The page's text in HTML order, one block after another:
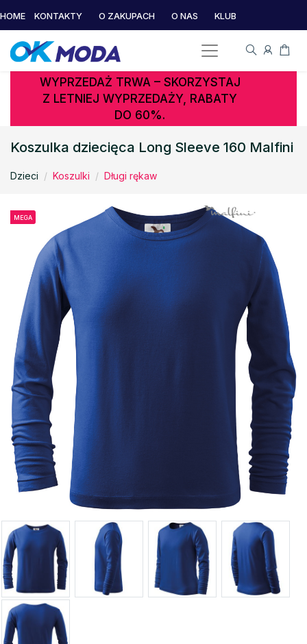
HOME KONTAKTY O ZAKUPACH O NAS KLUB
WYPRZEDAŻ TRWA – SKORZYSTAJ
Z LETNIEJ WYPRZEDAŻY, RABATY
DO 60%.
Koszulka dziecięca Long Sleeve 160 Malfini
Dzieci Koszulki Długi rękaw
MEGA